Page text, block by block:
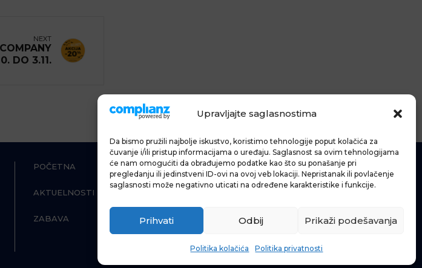
Upravljajte saglasnostima
Da bismo pružili najbolje iskustvo, koristimo tehnologije poput kolačića za
čuvanje i/ili pristup informacijama o uređaju. Saglasnost sa ovim tehnologijama
će nam omogućiti da obrađujemo podatke kao što su ponašanje pri
pregledanju ili jedinstveni ID-ovi na ovoj veb lokaciji. Nepristanak ili povlačenje
saglasnosti može negativno uticati na određene karakteristike i funkcije.
Prihvati Odbij Prikaži podešavanja
Politika kolačića Politika privatnosti
NEXT
DO 3.11.
POČETNA ŠOPING
AKTUELNOSTI HRANA I PIĆE
ZABAVA INFORMACIJE